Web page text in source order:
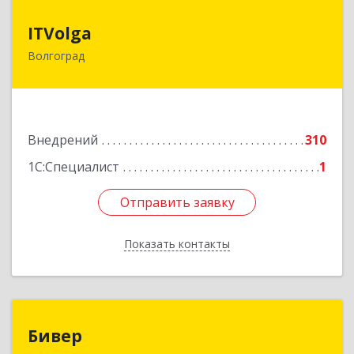
ITVolga
Волгоград
Внедрений
310
1С:Специалист
1
Отправить заявку
Показать контакты
400066, Волгоградская обл, Волгоград г,
Отправить заявку
Назад
Бивер